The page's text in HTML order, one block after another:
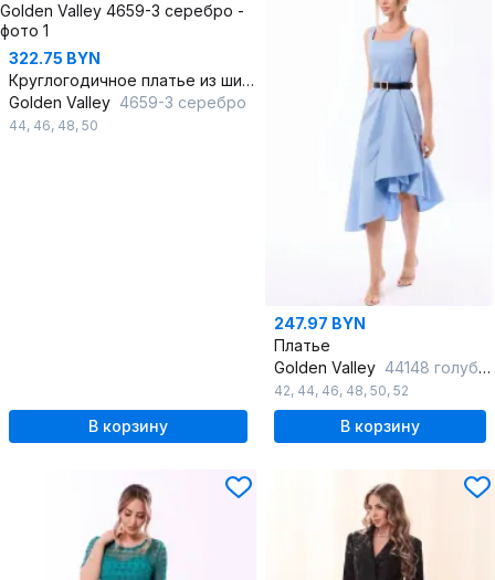
322.75 BYN
Круглогодичное платье из шифона с рисунком и поясом
Golden Valley 4659-3 серебро
44, 46, 48, 50
В корзину
247.97 BYN
Платье
Golden Valley 44148 голубой
42, 44, 46, 48, 50, 52
В корзину